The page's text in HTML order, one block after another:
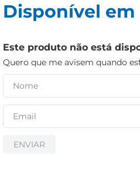
Disponível em
Este produto não está
Quero que me avisem quando
ENVIAR
biscoito
papel higiênico
cerveja